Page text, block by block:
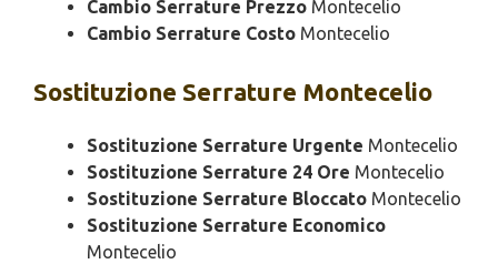
Cambio Serrature Prezzo Montecelio
Cambio Serrature Costo Montecelio
Sostituzione Serrature Montecelio
Sostituzione Serrature Urgente Montecelio
Sostituzione Serrature 24 Ore Montecelio
Sostituzione Serrature Bloccato Montecelio
Sostituzione Serrature Economico
Montecelio